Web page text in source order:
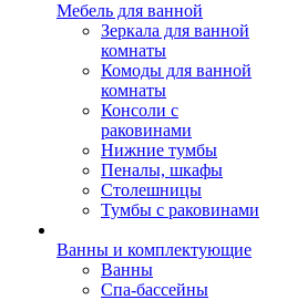
Мебель для ванной
Зеркала для ванной
комнаты
Комоды для ванной
комнаты
Консоли с
раковинами
Нижние тумбы
Пеналы, шкафы
Столешницы
Тумбы с раковинами
Ванны и комплектующие
Ванны
Спа-бассейны